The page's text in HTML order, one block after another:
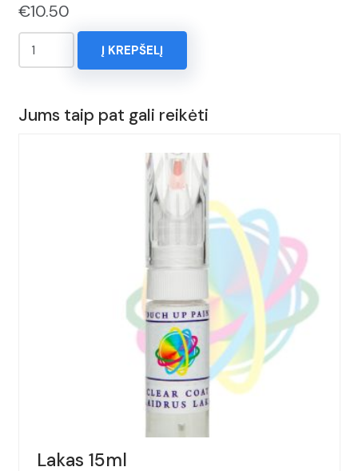
€10.50
produkto
kiekis:
15ml.
Į KREPŠELĮ
Jums taip pat gali reikėti
Lakas 15ml